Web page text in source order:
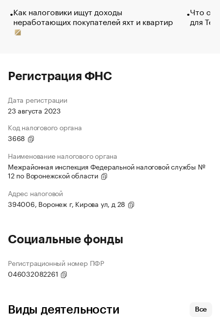
Как налоговики ищут доходы
неработающих покупателей яхт и квартир
Что
для
Регистрация ФНС
Дата регистрации
23 августа 2023
Код налогового органа
3668
Наименование налогового органа
Межрайонная инспекция Федеральной налоговой службы №
12 по Воронежской области
Адрес налоговой
394006, Воронеж г, Кирова ул, д 28
Социальные фонды
Регистрационный номер ПФР
046032082261
Виды деятельности Все